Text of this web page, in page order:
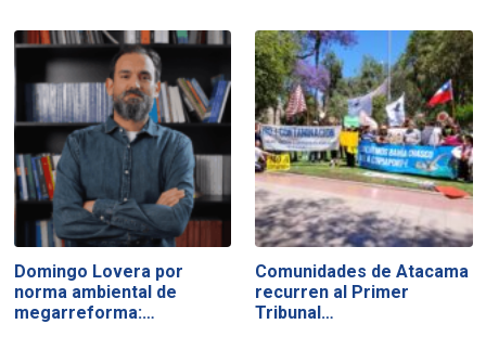
Domingo Lovera por
norma ambiental de
megarreforma:…
Comunidades de Atacama
recurren al Primer
Tribunal…